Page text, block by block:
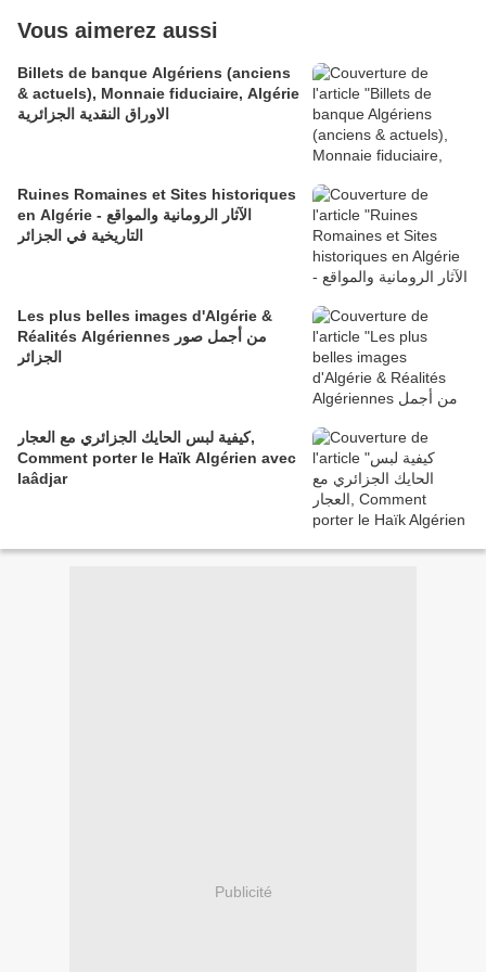
Vous aimerez aussi
Billets de banque Algériens (anciens
& actuels), Monnaie fiduciaire, Algérie
الاوراق النقدية الجزائرية
Ruines Romaines et Sites historiques
en Algérie - الآثار الرومانية والمواقع
التاريخية في الجزائر
Les plus belles images d'Algérie &
Réalités Algériennes من أجمل صور
الجزائر
كيفية لبس الحايك الجزائري مع العجار,
Comment porter le Haïk Algérien avec
laâdjar
Publicité